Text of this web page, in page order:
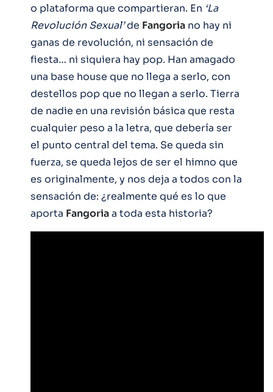
o plataforma que compartieran. En ‘La
Revolución Sexual’de Fangoria no hay ni
ganas de revolución, ni sensación de
fiesta… ni siquiera hay pop. Han amagado
una base house que no llega a serlo, con
destellos pop que no llegan a serlo. Tierra
de nadie en una revisión básica que resta
cualquier peso a la letra, que debería ser
el punto central del tema. Se queda sin
fuerza, se queda lejos de ser el himno que
es originalmente, y nos deja a todos con la
sensación de: ¿realmente qué es lo que
aporta Fangoriaa toda esta historia?